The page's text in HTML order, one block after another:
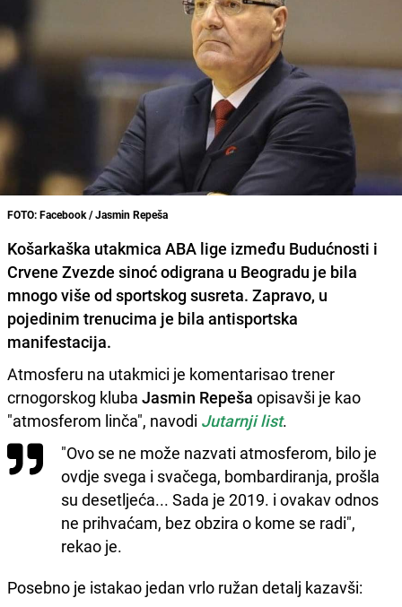
FOTO: Facebook / Jasmin Repeša
Košarkaška utakmica ABA lige između Budućnosti i
Crvene Zvezde sinoć odigrana u Beogradu je bila
mnogo više od sportskog susreta. Zapravo, u
pojedinim trenucima je bila antisportska
manifestacija.
Atmosferu na utakmici je komentarisao trener
crnogorskog kluba Jasmin Repeša opisavši je kao
"atmosferom linča", navodi Jutarnji list.
"Ovo se ne može nazvati atmosferom, bilo je
ovdje svega i svačega, bombardiranja, prošla
su desetljeća... Sada je 2019. i ovakav odnos
ne prihvaćam, bez obzira o kome se radi",
rekao je.
Posebno je istakao jedan vrlo ružan detalj kazavši: